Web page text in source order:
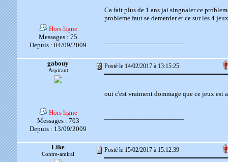
Hors ligne
Messages : 75
Depuis : 04/09/2009
Ca fait plus de 1 ans jai singnaler ce
probleme faut se demerder et ce sur les 4
gabouy
Aspirant
Posté le 14/02/2017 à 13:15:25
Hors ligne
Messages : 703
Depuis : 13/09/2009
oui c'est vraiment dommage que ce jeux est
Like
Contre-amiral
Posté le 15/02/2017 à 15:12:39